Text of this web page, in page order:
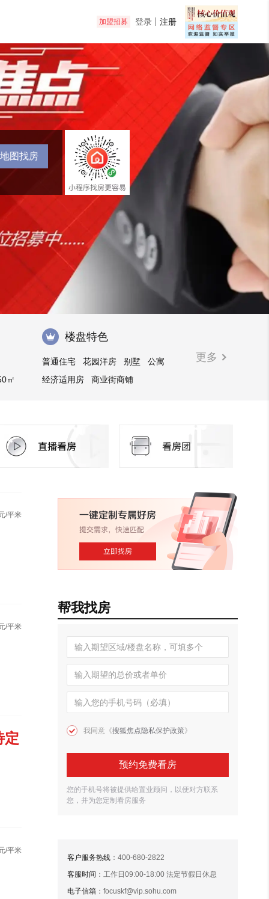
加盟招募 登录 注册
地图找房
㎡
楼盘特色
普通住宅 花园洋房 别墅
公寓
经济适用房
商业街商铺
更多
/平米
/平米
定
/平米
帮我找房
我同意《搜狐焦点隐私保护政策》
预约免费看房
您的手机号将被提供给置业顾问，以便对方联系
您，并为您定制看房服务
客户服务热线 ：400-680-2822
客服时间 ：工作日09:00-18:00 法定节假日休息
电子信箱 ：focuskf@vip.sohu.com